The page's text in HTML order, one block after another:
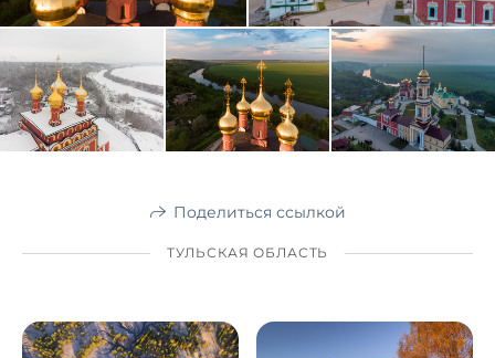
Поделиться ссылкой
ТУЛЬСКАЯ ОБЛАСТЬ